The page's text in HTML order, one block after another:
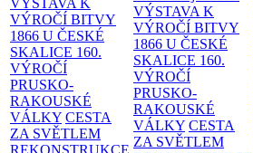
VÝSTAVA K
VÝROČÍ BITVY
1866 U ČESKÉ
SKALICE 160.
VÝROČÍ
PRUSKO-
RAKOUSKÉ
VÁLKY CESTA
ZA SVĚTLEM
REKONSTRUKCE
VÝSTAVA K
VÝROČÍ BITVY
1866 U ČESKÉ
SKALICE 160.
VÝROČÍ
PRUSKO-
RAKOUSKÉ
VÁLKY CESTA
ZA SVĚTLEM